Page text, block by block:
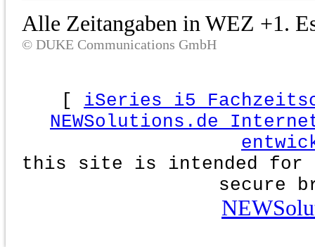
Alle Zeitangaben in WEZ +1.
© DUKE Communications GmbH
[ iSeries i5
NEWSolutions.de
this site is intended for
secure